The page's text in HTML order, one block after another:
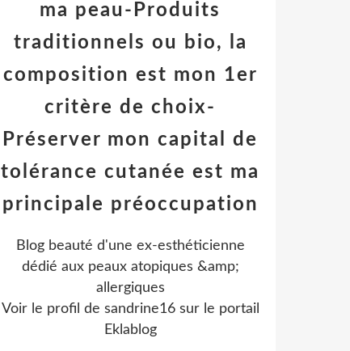
ma peau-Produits
traditionnels ou bio, la
composition est mon 1er
critère de choix-
Préserver mon capital de
tolérance cutanée est ma
principale préoccupation
Blog beauté d'une ex-esthéticienne
dédié aux peaux atopiques &amp;
allergiques
Voir le profil de sandrine16sur le portail
Eklablog